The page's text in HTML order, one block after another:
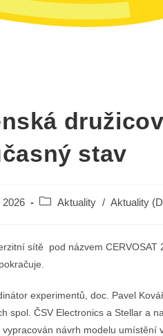
stav
2026
RubrikyAktuality / Aktuality
sítě pod názvem
experimentů, doc. Pavel
spol. ČSV Electronics a Stellar a
návrh modelu